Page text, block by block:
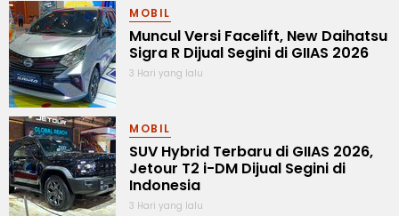
MOBIL
Muncul Versi Facelift, New Daihatsu
Sigra R Dijual Segini di GIIAS 2026
3 Hari yang lalu
MOBIL
SUV Hybrid Terbaru di GIIAS 2026,
Jetour T2 i-DM Dijual Segini di
Indonesia
3 Hari yang lalu